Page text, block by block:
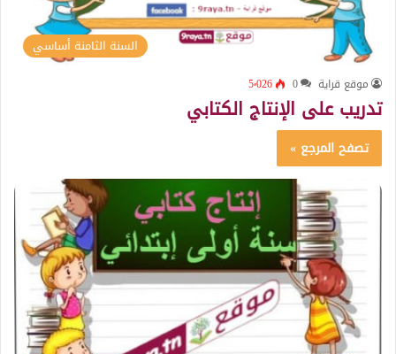
السنة الثامنة أساسي
موقع قراية 0 5٬026
تدريب على الإنتاج الكتابي
تصفح المرجع »